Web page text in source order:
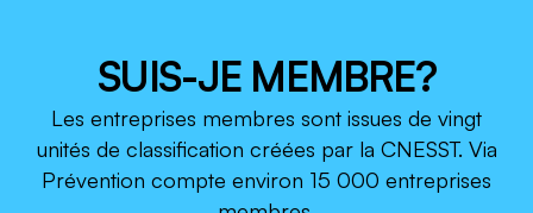
SUIS-JE MEMBRE?
Les entreprises membres sont issues de vingt
unités de classification créées par la CNESST. Via
Prévention compte environ 15 000 entreprises